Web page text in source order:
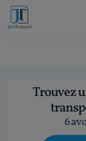
Trouvez
6